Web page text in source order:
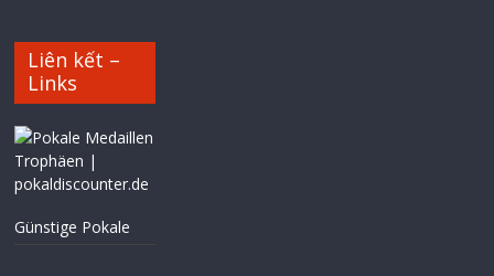
Liên kết –
Links
Günstige Pokale